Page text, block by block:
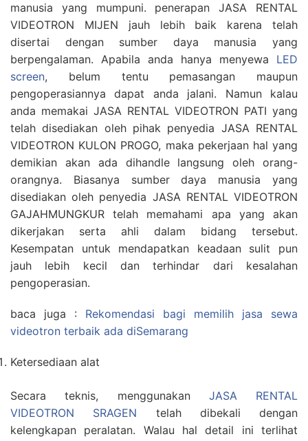
manusia yang mumpuni. penerapan JASA RENTAL
VIDEOTRON MIJEN jauh lebih baik karena telah
disertai dengan sumber daya manusia yang
berpengalaman. Apabila anda hanya menyewa LED
screen, belum tentu pemasangan maupun
pengoperasiannya dapat anda jalani. Namun kalau
anda memakai JASA RENTAL VIDEOTRON PATI yang
telah disediakan oleh pihak penyedia JASA RENTAL
VIDEOTRON KULON PROGO, maka pekerjaan hal yang
demikian akan ada dihandle langsung oleh orang-
orangnya. Biasanya sumber daya manusia yang
disediakan oleh penyedia JASA RENTAL VIDEOTRON
GAJAHMUNGKUR telah memahami apa yang akan
dikerjakan serta ahli dalam bidang tersebut.
Kesempatan untuk mendapatkan keadaan sulit pun
jauh lebih kecil dan terhindar dari kesalahan
pengoperasian.
baca juga : Rekomendasi bagi memilih jasa sewa
videotron terbaik ada diSemarang
Ketersediaan alat
Secara teknis, menggunakan JASA RENTAL
VIDEOTRON SRAGEN telah dibekali dengan
kelengkapan peralatan. Walau hal detail ini terlihat